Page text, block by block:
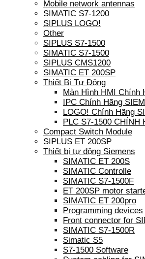
Mobile network antennas
SIMATIC S7-1200
SIPLUS LOGO!
Other
SIPLUS S7-1500
SIMATIC S7-1500
SIPLUS CMS1200
SIMATIC ET 200SP
Thiết Bị Tự Động
Màn Hình HMI Chính
IPC Chính Hãng
LOGO! Chính Hãng
PLC S7-1500 CHÍNH
Compact Switch Module
SIPLUS ET 200SP
Thiết bị tự động Siemens
SIMATIC ET 200S
SIMATIC Controlle
SIMATIC S7-1500F
ET 200SP motor
SIMATIC ET 200pro
Programming devices
Front connector for
SIMATIC S7-1500R
Simatic S5
S7-1500 Software